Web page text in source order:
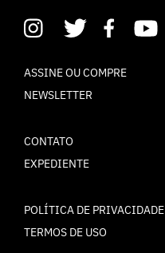
ASSINE OU COMPRE
NEWSLETTER
CONTATO
EXPEDIENTE
POLÍTICA DE PRIVACIDADE
TERMOS DE USO